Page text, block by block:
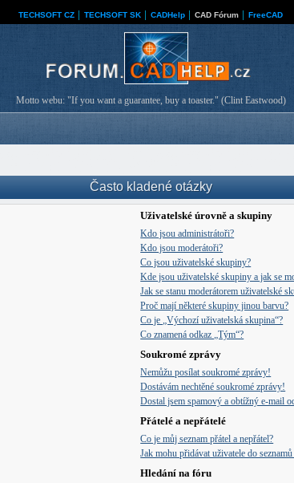
TECHSOFT CZ TECHSOFT SK CADHelp CAD Fórum FreeCAD
Motto webu: "If you want a guarantee, buy a toaster." (Clint Eastwood)
Často kladené otázky
Uživatelské úrovně a skupiny
Kdo jsou administrátoři?
Kdo jsou moderátoři?
Co jsou uživatelské skupiny?
Kde jsou uživatelské skupiny a jak se
Jak se stanu moderátorem uživatelské
Proč mají některé skupiny jinou barvu?
Co je „Výchozí uživatelská skupina“?
Co znamená odkaz „Tým“?
Soukromé zprávy
Nemůžu posílat soukromé zprávy!
Dostávám nechtěné soukromé zprávy!
Dostal jsem spamový a obtížný e-mail
Přátelé a nepřátelé
Co je můj seznam přátel a nepřátel?
Jak mohu přidávat uživatele do
Hledání na fóru